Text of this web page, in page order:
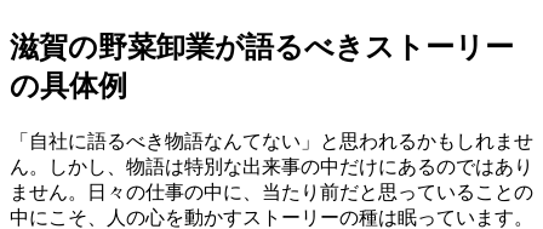
滋賀の野菜卸業が語るべきストーリー
の具体例
「自社に語るべき物語なんてない」と思われるかもしれませ
ん。しかし、物語は特別な出来事の中だけにあるのではあり
ません。日々の仕事の中に、当たり前だと思っていることの
中にこそ、人の心を動かすストーリーの種は眠っています。